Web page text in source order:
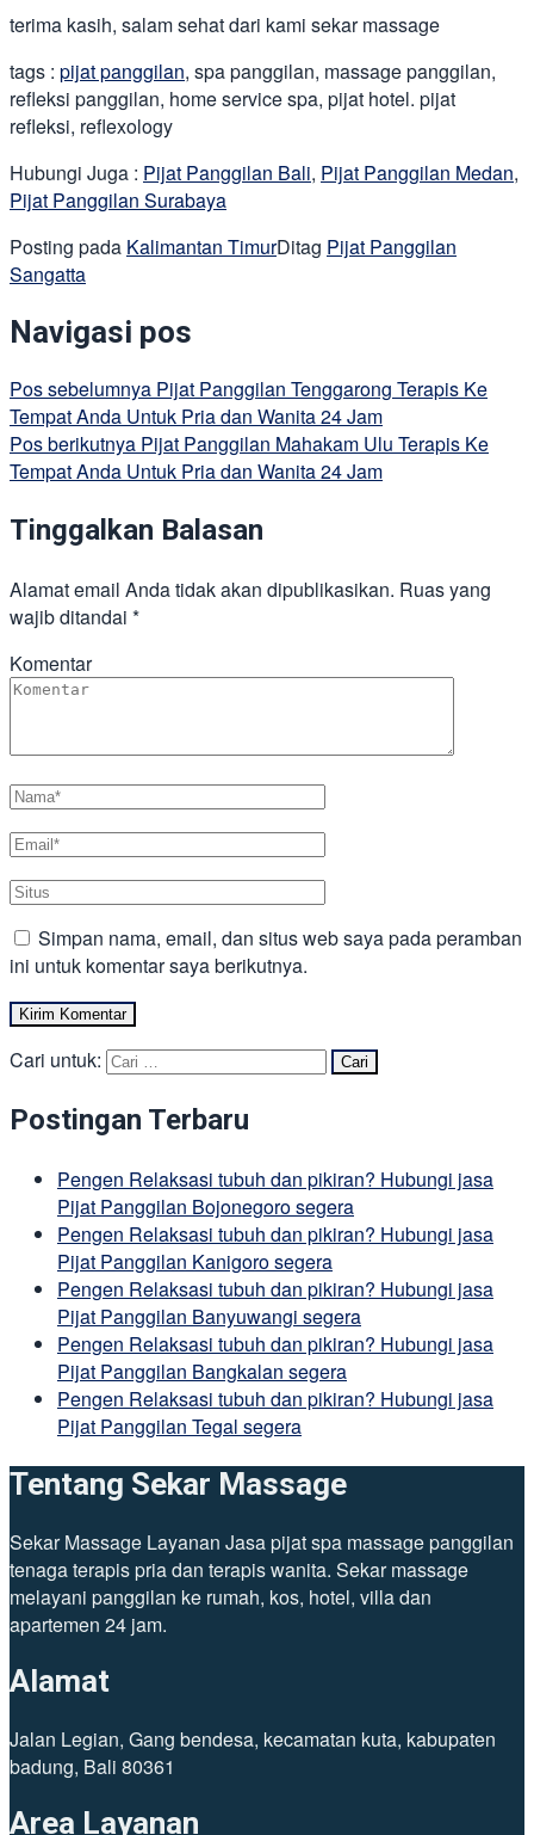
terima kasih, salam sehat dari kami sekar massage
tags : pijat panggilan, spa panggilan, massage panggilan,
refleksi panggilan, home service spa, pijat hotel. pijat
refleksi, reflexology
Hubungi Juga : Pijat Panggilan Bali, Pijat Panggilan Medan,
Pijat Panggilan Surabaya
Posting pada Kalimantan TimurDitag Pijat Panggilan
Sangatta
Navigasi pos
Pos sebelumnya Pijat Panggilan Tenggarong Terapis Ke
Tempat Anda Untuk Pria dan Wanita 24 Jam
Pos berikutnya Pijat Panggilan Mahakam Ulu Terapis Ke
Tempat Anda Untuk Pria dan Wanita 24 Jam
Tinggalkan Balasan
Alamat email Anda tidak akan dipublikasikan. Ruas yang
wajib ditandai *
Komentar
Simpan nama, email, dan situs web saya pada peramban
ini untuk komentar saya berikutnya.
Cari untuk:
Postingan Terbaru
Pengen Relaksasi tubuh dan pikiran? Hubungi jasa
Pijat Panggilan Bojonegoro segera
Pengen Relaksasi tubuh dan pikiran? Hubungi jasa
Pijat Panggilan Kanigoro segera
Pengen Relaksasi tubuh dan pikiran? Hubungi jasa
Pijat Panggilan Banyuwangi segera
Pengen Relaksasi tubuh dan pikiran? Hubungi jasa
Pijat Panggilan Bangkalan segera
Pengen Relaksasi tubuh dan pikiran? Hubungi jasa
Pijat Panggilan Tegal segera
Tentang Sekar Massage
Sekar Massage Layanan Jasa pijat spa massage panggilan
tenaga terapis pria dan terapis wanita. Sekar massage
melayani panggilan ke rumah, kos, hotel, villa dan
apartemen 24 jam.
Alamat
Jalan Legian, Gang bendesa, kecamatan kuta, kabupaten
badung, Bali 80361
Area Layanan